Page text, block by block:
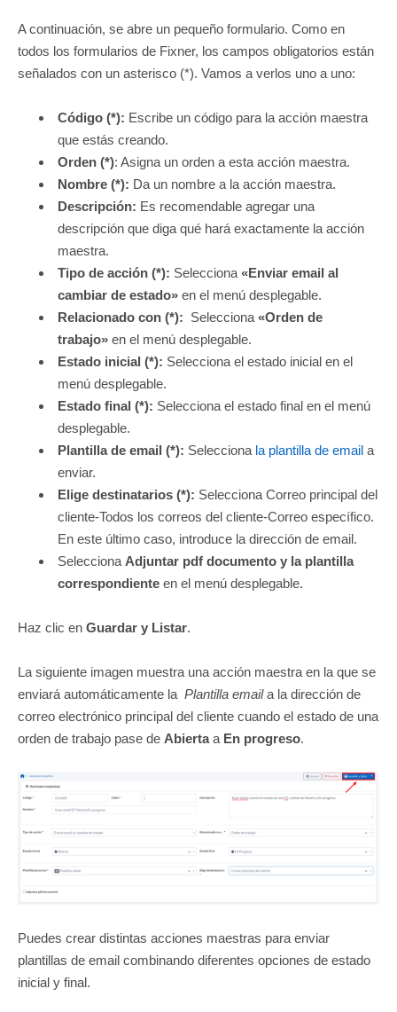
A continuación, se abre un pequeño formulario. Como en
todos los formularios de Fixner, los campos obligatorios están
señalados con un asterisco (*). Vamos a verlos uno a uno:
Código (*): Escribe un código para la acción maestra
que estás creando.
Orden (*): Asigna un orden a esta acción maestra.
Nombre (*): Da un nombre a la acción maestra.
Descripción: Es recomendable agregar una
descripción que diga qué hará exactamente la acción
maestra.
Tipo de acción (*): Selecciona «Enviar email al
cambiar de estado» en el menú desplegable.
Relacionado con (*): Selecciona «Orden de
trabajo» en el menú desplegable.
Estado inicial (*): Selecciona el estado inicial en el
menú desplegable.
Estado final (*): Selecciona el estado final en el menú
desplegable.
Plantilla de email (*): Selecciona la plantilla de email a
enviar.
Elige destinatarios (*): Selecciona Correo principal del
cliente-Todos los correos del cliente-Correo específico.
En este último caso, introduce la dirección de email.
Selecciona Adjuntar pdf documento y la plantilla
correspondiente en el menú desplegable.
Haz clic en Guardar y Listar.
La siguiente imagen muestra una acción maestra en la que se
enviará automáticamente la Plantilla emaila la dirección de
correo electrónico principal del cliente cuando el estado de una
orden de trabajo pase de Abiertaa En progreso.
Puedes crear distintas acciones maestras para enviar
plantillas de email combinando diferentes opciones de estado
inicial y final.